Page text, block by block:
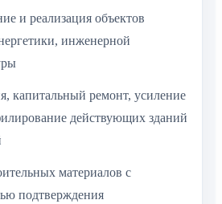
и реализация объектов
инженерной
капитальный ремонт, усиление
действующих зданий
материалов с
подтверждения